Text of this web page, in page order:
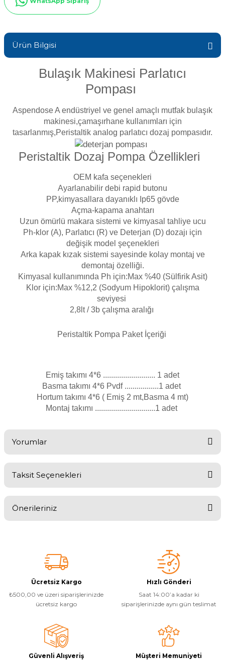
Toz Ph+ Yükseltici
Yosun Öldürücü
Selenoid
Alkalinite Düşürücü
Ayak Dezenfektanı
Havuz Filtre
Havuz Kış Kimyasalı
Süper Pool
Tuz
Havuz Isıtma
Havuz Sarf
Bahçe Süs Havuzu
Endüstriyel Blower
Ayak Havuzu
Havuz Robotu Yedek
Dalgıç Pompa
Dezenfeksiyon
Havuz
Kapağı
Jakuzi Sauna
Kartuş Filtreler
Kuvars Cam
Ürün Bilgisi
Bulaşık Makinesi Parlatıcı
Pompası
Aspendose A endüstriyel ve genel amaçlı mutfak bulaşık
makinesi,çamaşırhane kullanımları için
tasarlanmış,Peristaltik analog parlatıcı dozaj pompasıdır.
Peristaltik Dozaj Pompa Özellikleri
OEM kafa seçenekleri
Ayarlanabilir debi rapid butonu
PP,kimyasallara dayanıklı Ip65 gövde
Açma-kapama anahtarı
Uzun ömürlü makara sistemi ve kimyasal tahliye ucu
Ph-klor (A), Parlatıcı (R) ve Deterjan (D) dozajı için
değişik model şeçenekleri
Arka kapak kızak sistemi sayesinde kolay montaj ve
demontaj özelliği.
Kimyasal kullanımında Ph için:Max %40 (Sülfirik Asit)
Klor için:Max %12,2 (Sodyum Hipoklorit) çalışma
seviyesi
2,8lt / 3b çalışma aralığı
Peristaltik Pompa Paket İçeriği
Emiş takımı 4*6 .......................... 1 adet
Basma takımı 4*6 Pvdf .................1 adet
Hortum takımı 4*6 ( Emiş 2 mt,Basma 4 mt)
Montaj takımı ..............................1 adet
Yorumlar
Taksit Seçenekleri
Önerileriniz
Görüş ve önerileriniz için teşekkür ederiz.
Ürün resmi kalitesiz, bozuk veya görüntülenemiyor.
Ürün açıklamasında eksik bilgiler bulunuyor.
Ürün bilgilerinde hatalar bulunuyor.
Ürün fiyatı diğer sitelerden daha pahalı.
Bu ürüne benzer farklı alternatifler olmalı.
Ücretsiz Kargo
₺500,00 ve üzeri siparişlerinizde
ücretsiz kargo
Hızlı Gönderi
Saat 14:00’a kadar ki
siparişlerinizde aynı gün teslimat
Güvenli Alışveriş
Müşteri Memuniyeti